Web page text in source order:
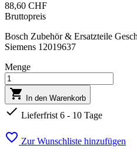
88,60 CHF
Bruttopreis
Bosch Zubehör & Ersatzteile
Siemens 12019637
Menge
 In den Warenkorb
 Lieferfrist 6 - 10 Tage
 Zur Wunschliste hinzufügen